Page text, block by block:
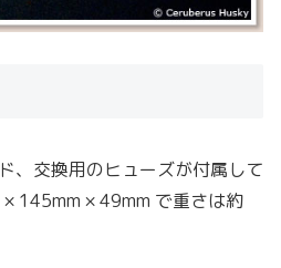
、交換用のヒューズが付属して
145mm × 49mm で重さは約